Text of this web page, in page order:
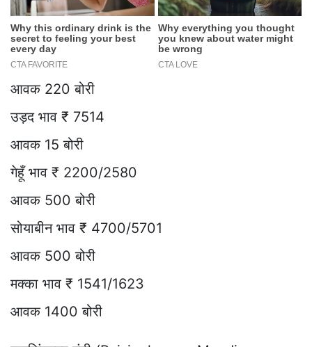
आवक 220 बोरी
उड़द भाव ₹ 7514
आवक 15 बोरी
गेहूँ भाव ₹ 2200/2580
आवक 500 बोरी
सोयाबीन भाव ₹ 4700/5701
आवक 500 बोरी
मक्का भाव ₹ 1541/1623
आवक 1400 बोरी